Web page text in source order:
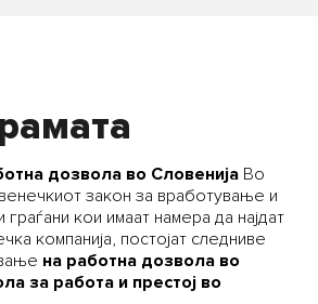
дозвола во Словенија Во
закон за вработување и
граѓани кои имаат намера да најдат
компанија, постојат следниве
на работна дозвола во
за работа и престој во